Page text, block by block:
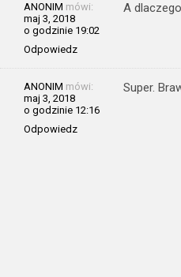
ANONIM mówi:
maj 3, 2018
o godzinie 19:02
Odpowiedz
A
ANONIM mówi:
maj 3, 2018
o godzinie 12:16
Odpowiedz
Super.